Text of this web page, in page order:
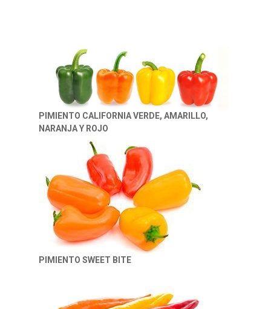
PIMIENTO CALIFORNIA VERDE, AMARILLO,
NARANJA Y ROJO
PIMIENTO SWEET BITE